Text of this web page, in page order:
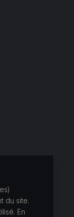
du site.
En